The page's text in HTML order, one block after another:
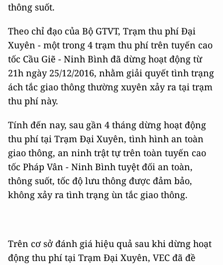
thông suốt.
Theo chỉ đạo của Bộ GTVT, Trạm thu phí Đại
Xuyên - một trong 4 trạm thu phí trên tuyến cao
tốc Cầu Giẽ - Ninh Bình đã dừng hoạt động từ
21h ngày 25/12/2016, nhằm giải quyết tình trạng
ách tắc giao thông thường xuyên xảy ra tại trạm
thu phí này.
Tính đến nay, sau gần 4 tháng dừng hoạt động
thu phí tại Trạm Đại Xuyên, tình hình an toàn
giao thông, an ninh trật tự trên toàn tuyến cao
tốc Pháp Vân - Ninh Bình tuyệt đối an toàn,
thông suốt, tốc độ lưu thông được đảm bảo,
không xảy ra tình trạng ùn tắc giao thông.
Trên cơ sở đánh giá hiệu quả sau khi dừng hoạt
động thu phí tại Trạm Đại Xuyên, VEC đã đề